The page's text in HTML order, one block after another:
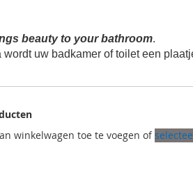
beauty to your bathroom.
wordt uw badkamer of toilet een
winkelwagen toe te voegen of